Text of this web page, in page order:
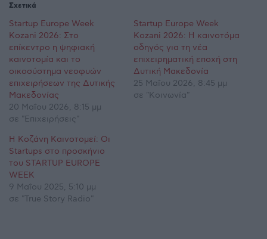
Σχετικά
Startup Europe Week
Kozani 2026: Στο
επίκεντρο η ψηφιακή
καινοτομία και το
οικοσύστημα νεοφυών
επιχειρήσεων της Δυτικής
Μακεδονίας
20 Μαΐου 2026, 8:15 μμ
σε "Επιχειρήσεις"
Startup Europe Week
Kozani 2026: Η καινοτόμα
οδηγός για τη νέα
επιχειρηματική εποχή στη
Δυτική Μακεδονία
25 Μαΐου 2026, 8:45 μμ
σε "Κοινωνία"
Η Κοζάνη Καινοτομεί: Οι
Startups στο προσκήνιο
του STARTUP EUROPE
WEEK
9 Μαΐου 2025, 5:10 μμ
σε "True Story Radio"